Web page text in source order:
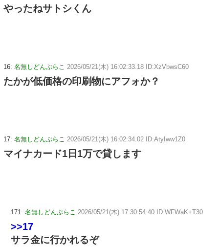
やったねサトシくん
16: 名無しどんぶらこ 2026/05/21(木) 16:02:33.18 ID:XzVbwsC60
たかが低価格の印刷物にアフォか？
17: 名無しどんぶらこ 2026/05/21(木) 16:02:34.02 ID:AtyIww1Z0
マイナカード1日1万で貸します
171: 名無しどんぶらこ 2026/05/21(木) 17:30:54.40 ID:WFWaK+T30
>>17
サラ金に行かれるぞ